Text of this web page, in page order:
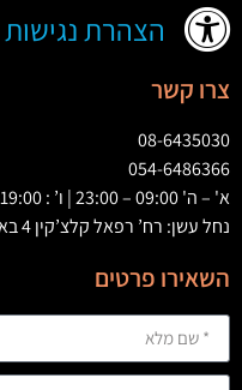
הצהרת נגישות
צרו קשר
08-6435030
054-6486366
א' – ה' 09:00 – 23:00 | ו’ : 9:00-19:00 | שבת 16:00-23:00
נחל עשן: רח’ רפאל קלצ’קין 4 באר שבע
השאירו פרטים